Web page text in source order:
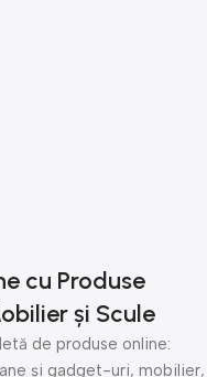
cu Produse
și Scule
de produse online:
și gadget-uri, mobilier,